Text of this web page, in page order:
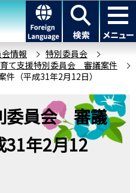
本文へ移動
情報
特別委員会
て支援特別委員会 審議案件
（平成31年2月12日）
委員会 審議
31年2月12